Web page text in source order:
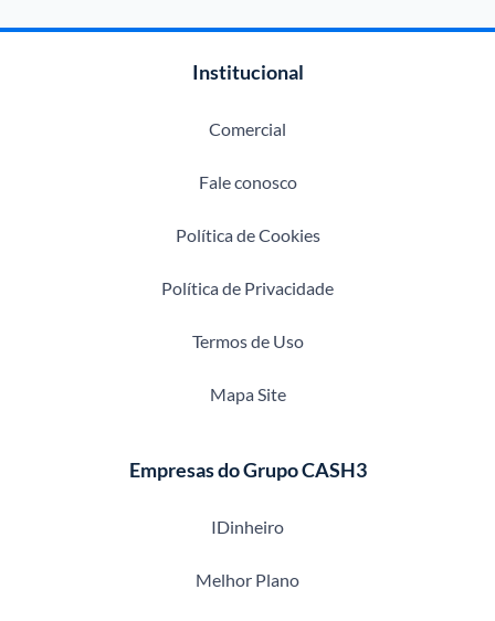
Institucional
Comercial
Fale conosco
Política de Cookies
Política de Privacidade
Termos de Uso
Mapa Site
Empresas do Grupo CASH3
IDinheiro
Melhor Plano